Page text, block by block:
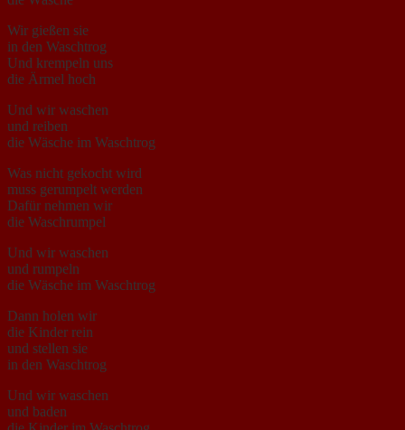
Wir gießen sie
in den Waschtrog
Und krempeln uns
die Ärmel hoch
Und wir waschen
und reiben
die Wäsche im Waschtrog
Was nicht gekocht wird
muss gerumpelt werden
Dafür nehmen wir
die Waschrumpel
Und wir waschen
und rumpeln
die Wäsche im Waschtrog
Dann holen wir
die Kinder rein
und stellen sie
in den Waschtrog
Und wir waschen
und baden